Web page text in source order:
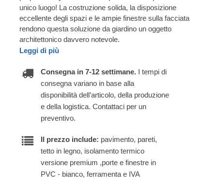
unico luogo! La costruzione solida, la disposizione
eccellente degli spazi e le ampie finestre sulla facciata
rendono questa soluzione da giardino un oggetto
architettonico davvero notevole.
Leggi di più
Consegna in 7-12 settimane. I tempi di
consegna variano in base alla
disponibilità dell’articolo, della produzione
e della logistica. Contattaci per un
preventivo.
Il prezzo include: pavimento, pareti,
tetto in legno, isolamento termico
versione premium ,porte e finestre in
PVC - bianco, ferramenta e IVA